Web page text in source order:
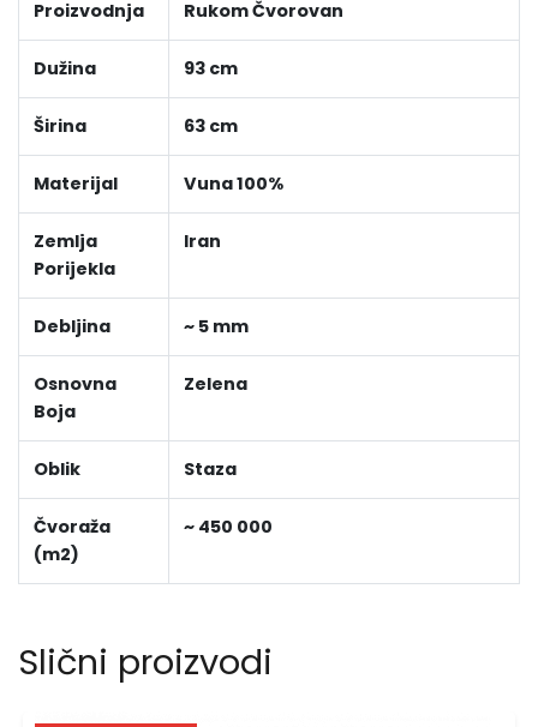
Proizvodnja Rukom Čvorovan
Dužina 93 cm
Širina 63 cm
Materijal Vuna 100%
Zemlja
Porijekla
Iran
Debljina ~ 5 mm
Osnovna
Boja
Zelena
Oblik Staza
Čvoraža
(m2)
~ 450 000
Slični proizvodi